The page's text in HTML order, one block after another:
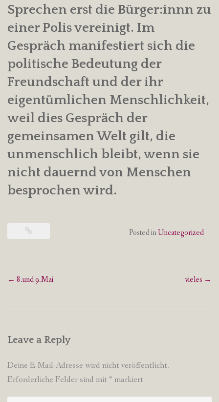
Sprechen erst die Bürger:innn zu
einer Polis vereinigt. Im
Gespräch manifestiert sich die
politische Bedeutung der
Freundschaft und der ihr
eigentümlichen Menschlichkeit,
weil dies Gespräch der
gemeinsamen Welt gilt, die
unmenschlich bleibt, wenn sie
nicht dauernd von Menschen
besprochen wird.
Posted inUncategorized
Post
← 8.und 9.Mai vieles →
Leave a Reply
Deine E-Mail-Adresse wird nicht veröffentlicht.
Erforderliche Felder sind mit * markiert